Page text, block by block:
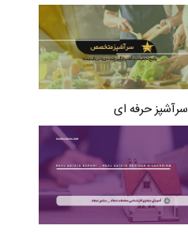
سرآشپز حرفه ای